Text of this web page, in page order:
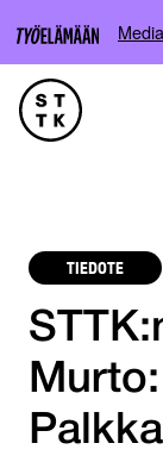
TIEDOTE
Murto: